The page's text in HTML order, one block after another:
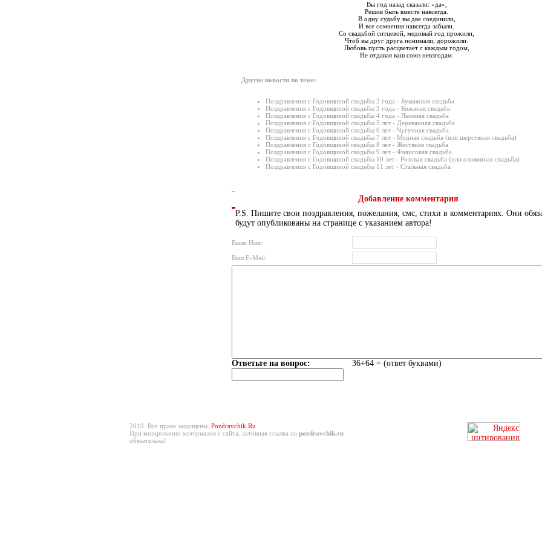
Вы год назад сказали: «да»,
Решив быть вместе навсегда.
В одну судьбу вы две соединили,
И все сомнения навсегда забыли.
Со свадьбой ситцевой, медовый год прожили,
Чтоб вы друг друга понимали, дорожили.
Любовь пусть расцветает с каждым годом,
Не отдавая ваш союз невзгодам.
Другие новости по теме:
Поздравления с Годовщиной свадьбы 2 года - Бумажная свадьба
Поздравления с Годовщиной свадьбы 3 года - Кожаная свадьба
Поздравления с Годовщиной свадьбы 4 года - Льняная свадьба
Поздравления с Годовщиной свадьбы 5 лет - Деревянная свадьба
Поздравления с Годовщиной свадьбы 6 лет - Чугунная свадьба
Поздравления с Годовщиной свадьбы 7 лет - Медная свадьба (или шерстяная свадьба)
Поздравления с Годовщиной свадьбы 8 лет - Жестяная свадьба
Поздравления с Годовщиной свадьбы 9 лет - Фаянсовая свадьба
Поздравления с Годовщиной свадьбы 10 лет - Розовая свадьба (или оловянная свадьба)
Поздравления с Годовщиной свадьбы 11 лет - Стальная свадьба
Добавление комментария
P.S. Пишите свои поздравления, пожелания, смс, стихи в комментариях. Они
будут опубликованы на странице с указанием автора!
Ваше Имя:
Ваш E-Mail:
Ответьте на вопрос: 36+64 = (ответ буквами)
2019. Все права защищены. Pozdravchik.Ru
При копировании материалов с сайта, активная ссылка на pozdravchik.ru
обязательна!